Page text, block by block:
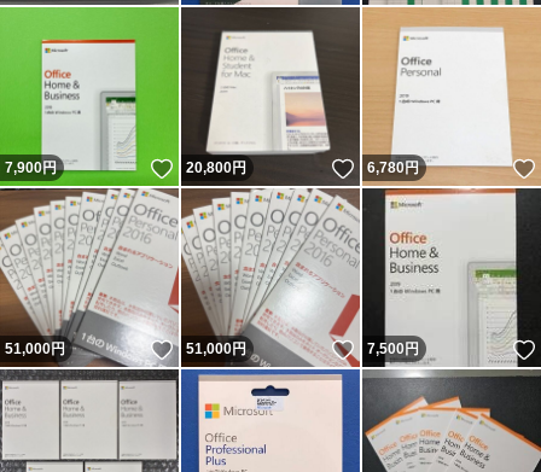
7,900円 いいね！
20,800円 いいね！
6,780円
51,000円 いいね！
51,000円 いいね！
7,500円